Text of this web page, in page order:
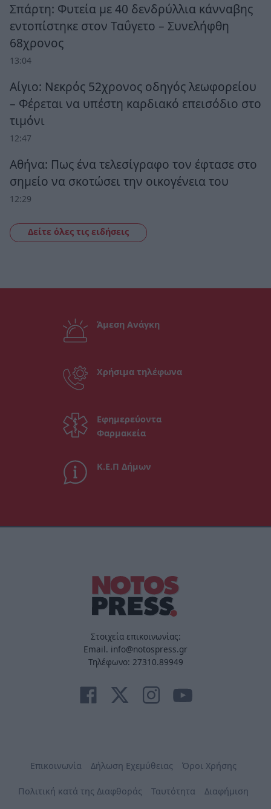
Σπάρτη: Φυτεία με 40 δενδρύλλια κάνναβης
εντοπίστηκε στον Ταΰγετο – Συνελήφθη
68χρονος
13:04
Αίγιο: Νεκρός 52χρονος οδηγός λεωφορείου
– Φέρεται να υπέστη καρδιακό επεισόδιο στο
τιμόνι
12:47
Αθήνα: Πως ένα τελεσίγραφο τον έφτασε στο
σημείο να σκοτώσει την οικογένεια του
12:29
Δείτε όλες τις ειδήσεις
Άμεση Ανάγκη
Χρήσιμα τηλέφωνα
Εφημερεύοντα
Φαρμακεία
Κ.Ε.Π Δήμων
Στοιχεία επικοινωνίας:
Email. info@notospress.gr
Τηλέφωνο: 27310.89949
Επικοινωνία Δήλωση Εχεμύθειας Όροι Χρήσης
Πολιτική κατά της Διαφθοράς Ταυτότητα Διαφήμιση